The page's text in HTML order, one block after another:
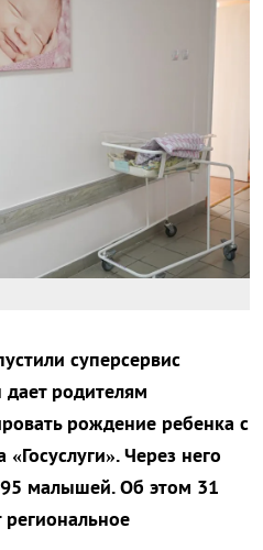
суперсервис
родителям
рождение ребенка с
Через него
малышей. Об этом 31